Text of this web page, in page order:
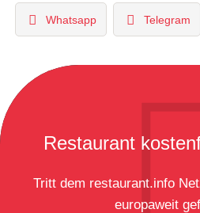
Whatsapp Telegram
Restaurant
Tritt dem restaurant.info
europaweit